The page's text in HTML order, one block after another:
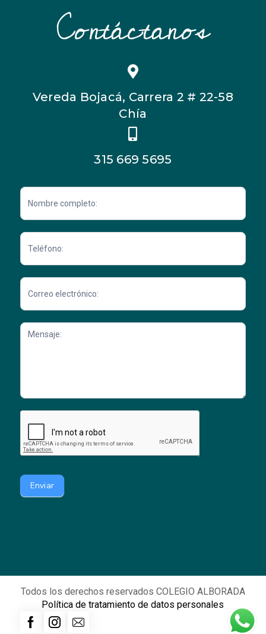
Contáctanos
Vereda Bojacá, Carrera 2 # 22-58
Chía
315 669 5695
Contacto
Enviar
Todos los derechos reservados COLEGIO ALBORADA
Política de tratamiento de datos personales